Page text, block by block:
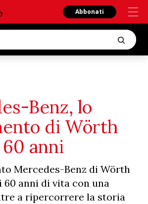
Abbonati
Benz, lo
di Wörth
anni
Mercedes-Benz di Wörth
60 anni di vita con una
a ripercorrere la storia